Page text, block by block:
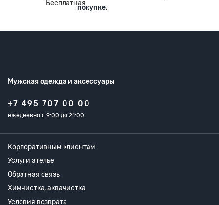
покупке.
Мужская одежда и аксессуары
+7 495 707 00 00
ежедневно с 9:00 до 21:00
Корпоративным клиентам
Услуги ателье
Обратная связь
Химчистка, аквачистка
Условия возврата